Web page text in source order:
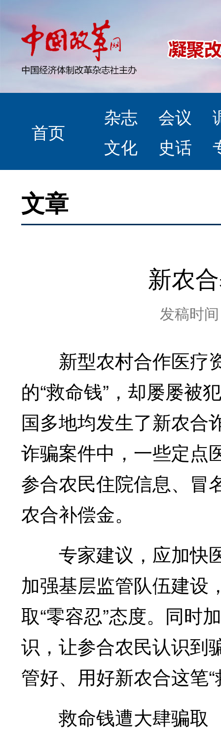
首页
杂志 会议
文化
史话
文章
新农
发稿时
新型农村合作医疗
的“救命钱”，却屡屡被
国多地均发生了新农合
诈骗案件中，一些定点
参合农民住院信息、冒
农合补偿金。
专家建议，应加快
加强基层监管队伍建设
取“零容忍”态度。同时
识，让参合农民认识到
管好、用好新农合这笔“
救命钱遭大肆骗取